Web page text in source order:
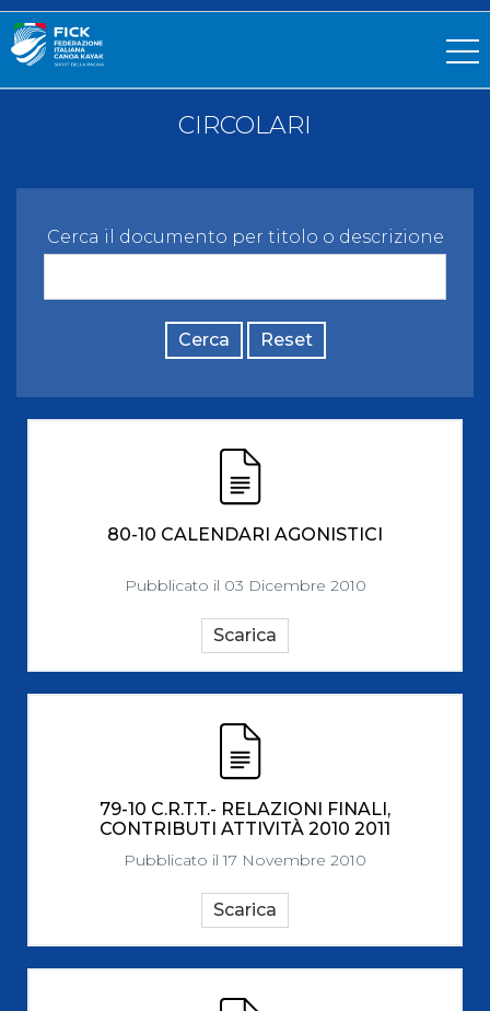
CIRCOLARI
Cerca il documento per titolo o descrizione
Cerca Reset
80-10 CALENDARI AGONISTICI
Pubblicato il 03 Dicembre 2010
Scarica
79-10 C.R.T.T.- RELAZIONI FINALI,
CONTRIBUTI ATTIVITÀ 2010 2011
Pubblicato il 17 Novembre 2010
Scarica